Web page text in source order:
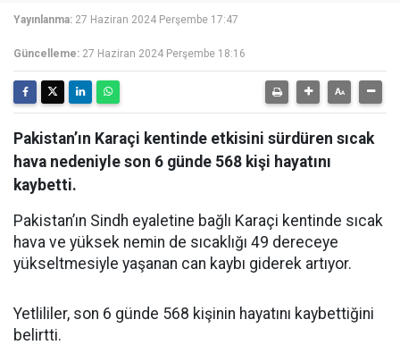
Yayınlanma: 27 Haziran 2024 Perşembe 17:47
Güncelleme: 27 Haziran 2024 Perşembe 18:16
Pakistan’ın Karaçi kentinde etkisini sürdüren sıcak
hava nedeniyle son 6 günde 568 kişi hayatını
kaybetti.
Pakistan’ın Sindh eyaletine bağlı Karaçi kentinde sıcak
hava ve yüksek nemin de sıcaklığı 49 dereceye
yükseltmesiyle yaşanan can kaybı giderek artıyor.
Yetlililer, son 6 günde 568 kişinin hayatını kaybettiğini
belirtti.